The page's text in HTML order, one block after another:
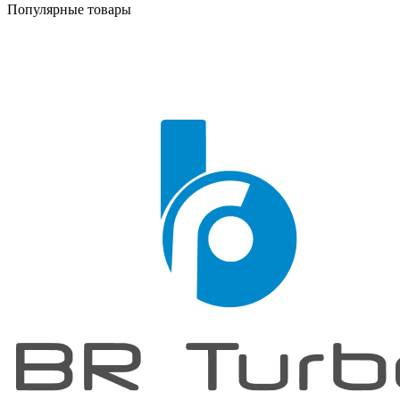
Популярные товары